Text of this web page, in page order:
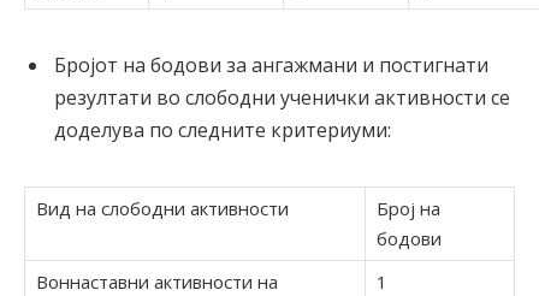
Бројот на бодови за ангажмани и постигнати
резултати во слободни ученички активности се
доделува по следните критериуми:
Вид на слободни активности
Број на
бодови
Воннаставни активности на
1